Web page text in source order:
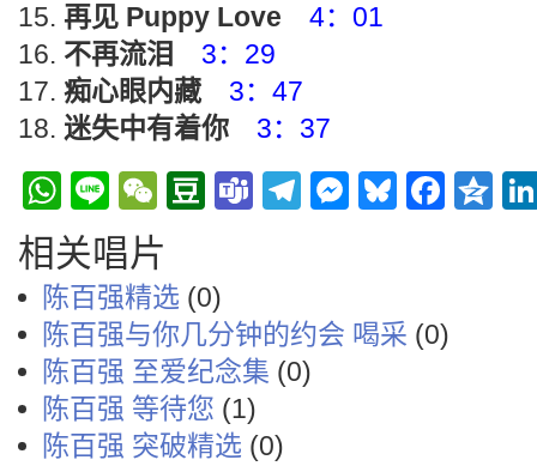
再见 Puppy Love
4：01
不再流泪
3：29
痴心眼内藏
3：47
迷失中有着你
3：37
WhatsApp
LineWeChat
Douban
TeamsTelegramBluesky
相关唱片
陈百强精选 (0)
陈百强与你几分钟的约会 喝采 (0)
陈百强 至爱纪念集 (0)
陈百强 等待您 (1)
陈百强 突破精选 (0)